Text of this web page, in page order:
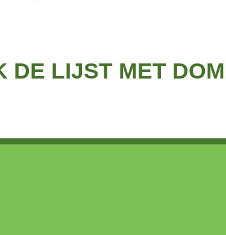
DE LIJST MET